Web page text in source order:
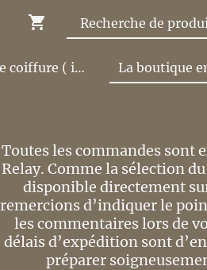
Le Salon de coiffure ( infos et tarifs ) La boutique
Toutes les commandes sont
Relay. Comme la sélection
disponible directement
remercions d’indiquer le
les commentaires lors de
délais d’expédition sont
préparer